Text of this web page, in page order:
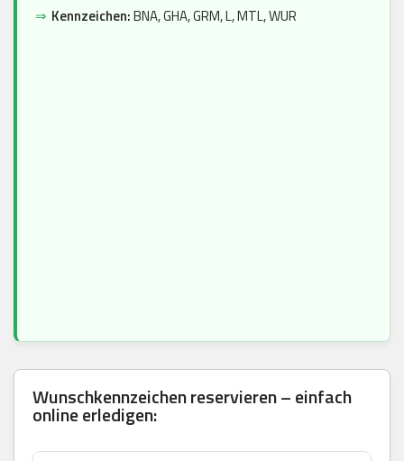
⇒ Kennzeichen:BNA, GHA, GRM, L, MTL, WUR
Wunschkennzeichen reservieren – einfach
online erledigen: